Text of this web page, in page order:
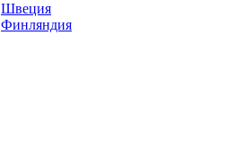
Швеция
Финляндия